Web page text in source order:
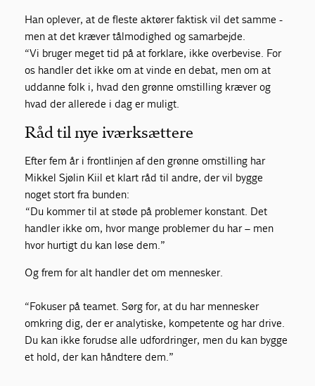
Han oplever, at de fleste aktører faktisk vil det samme -
men at det kræver tålmodighed og samarbejde.
“Vi bruger meget tid på at forklare, ikke overbevise. For
os handler det ikke om at vinde en debat, men om at
uddanne folk i, hvad den grønne omstilling kræver og
hvad der allerede i dag er muligt.
Råd til nye iværksættere
Efter fem år i frontlinjen af den grønne omstilling har
Mikkel Sjølin Kiil et klart råd til andre, der vil bygge
noget stort fra bunden:
“Du kommer til at støde på problemer konstant. Det
handler ikke om, hvor mange problemer du har – men
hvor hurtigt du kan løse dem.”
Og frem for alt handler det om mennesker.
“Fokuser på teamet. Sørg for, at du har mennesker
omkring dig, der er analytiske, kompetente og har drive.
Du kan ikke forudse alle udfordringer, men du kan bygge
et hold, der kan håndtere dem.”